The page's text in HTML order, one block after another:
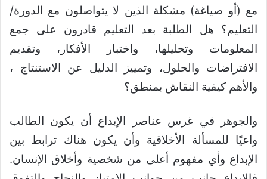
مع (أو صياغة) مشكلة الذين لا يتواصلون مع الدورة/
التعليم؟ هل الطلبة بعد التعليم قادرون على جمع
المعلومات وتحليلها، واختبار الأفكار، وتقديم
الافتراضات والحلول، وتمييز الدليل عن الاستنتاج ،
والأهم كيفية النقاش بمنطق؟
والجوهر في غرس عناصر الإبداع أن يكون الطالب
واعيًا للمسألة الأخلاقية وأن يكون هناك ترابط بين
الإبداع وأي مفهوم أعلى من شخصية وأخلاق الإنسان.